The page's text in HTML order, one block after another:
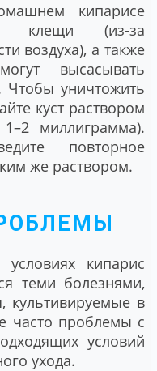
кипарисе
клещи (из-за
воздуха), а также
высасывать
уничтожить
куст раствором
миллиграмма).
повторное
же раствором.
кипарис
теми болезнями,
культивируемые в
часто проблемы с
условий
ухода.